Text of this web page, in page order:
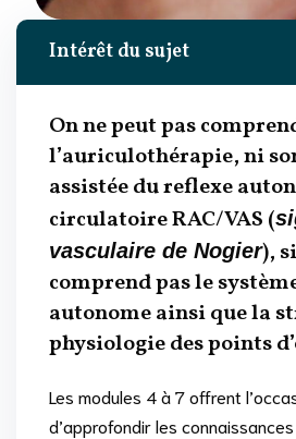
Intérêt du sujet
On ne peut pas
l’auriculothérapie, ni
assistée du reflexe
circulatoire RAC/VAS (
vasculaire de Nogier),
comprend pas le
autonome ainsi que la
physiologie des points
Les modules 4 à 7 offrent
d’approfondir les